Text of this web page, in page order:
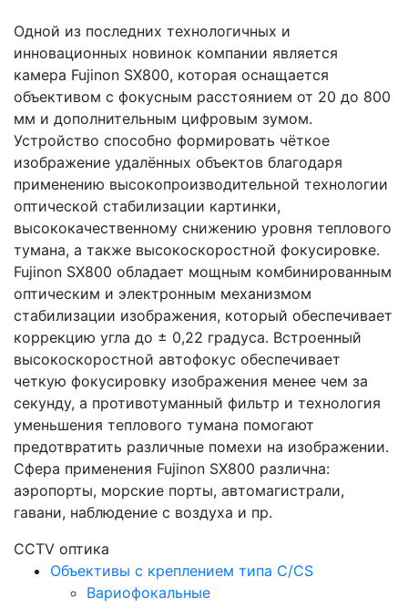
Одной из последних технологичных и
инновационных новинок компании является
камера Fujinon SX800, которая оснащается
объективом с фокусным расстоянием от 20 до 800
мм и дополнительным цифровым зумом.
Устройство способно формировать чёткое
изображение удалённых объектов благодаря
применению высокопроизводительной технологии
оптической стабилизации картинки,
высококачественному снижению уровня теплового
тумана, а также высокоскоростной фокусировке.
Fujinon SX800 обладает мощным комбинированным
оптическим и электронным механизмом
стабилизации изображения, который обеспечивает
коррекцию угла до ± 0,22 градуса. Встроенный
высокоскоростной автофокус обеспечивает
четкую фокусировку изображения менее чем за
секунду, а противотуманный фильтр и технология
уменьшения теплового тумана помогают
предотвратить различные помехи на изображении.
Сфера применения Fujinon SX800 различна:
аэропорты, морские порты, автомагистрали,
гавани, наблюдение с воздуха и пр.
CCTV оптика
Объективы с креплением типа C/CS
Вариофокальные